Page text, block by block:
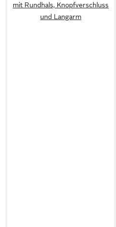
mit Rundhals, Knopfverschluss
und Langarm